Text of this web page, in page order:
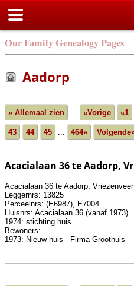
Our Family Genealogy Pages
Aadorp
» Allemaal zien «Vorige «1
43 44 45 ... 464»
Acacialaan 36 te Aadorp,
Acacialaan 36 te Aadorp,
Leggernrs: 13825
Perceelnrs: (E6987), E7004
Huisnrs: Acacialaan 36 (vanaf 1973)
1974: stichting huis
Bewoners:
1973: Nieuw huis - Firma Groothuis